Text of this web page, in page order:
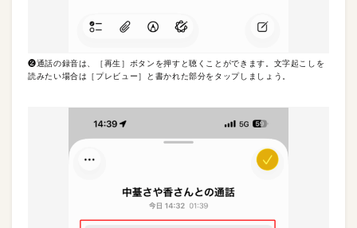
❷通話の録音は、［再生］ボタンを押すと聴くことができます。文字起こしを
読みたい場合は［プレビュー］と書かれた部分をタップしましょう。